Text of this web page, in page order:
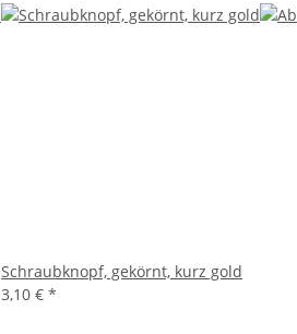
Schraubknopf, gekörnt, kurz gold
3,10 € *